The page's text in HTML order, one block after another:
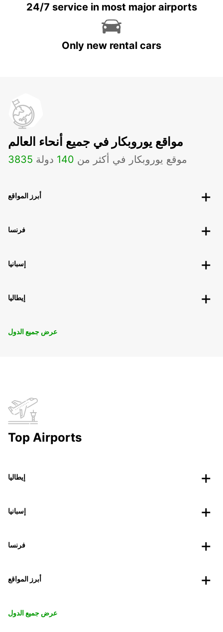
24/7 service in most major airports
Only new rental cars
مواقع يوروبكار في جميع أنحاء العالم
3835 موقع يوروبكار في أكثر من 140 دولة
أبرز المواقع
فرنسا
إسبانيا
إيطاليا
عرض جميع الدول
Top Airports
إيطاليا
إسبانيا
فرنسا
أبرز المواقع
عرض جميع الدول